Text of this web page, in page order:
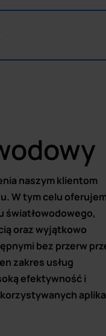
naszym klientom
W tym celu
światłowodowego,
oraz wyjątkowo
bez przerw
zakres usług
efektywność i